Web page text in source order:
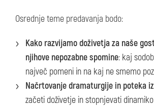
Osrednje teme predavanja bodo:
Kako razvijamo doživetja za naše
njihove nepozabne spomine: kaj
največ pomeni in na kaj ne smemo
Načrtovanje dramaturgije in poteka
začeti doživetje in stopnjevati